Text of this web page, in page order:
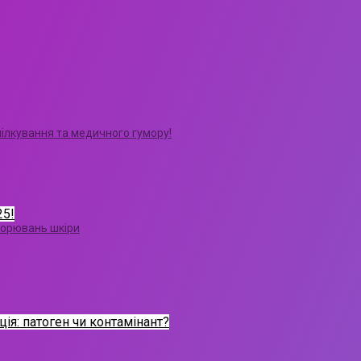
та медичного гумору!
шкіри
патоген чи контамінант?